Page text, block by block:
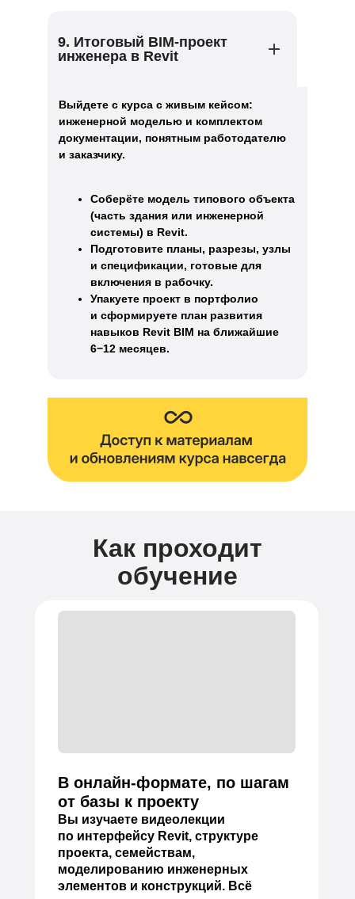
9. Итоговый BIM-проект
инженера в Revit
Выйдете с курса с живым кейсом:
инженерной моделью и комплектом
документации, понятным работодателю
и заказчику.
Соберёте модель типового объекта
(часть здания или инженерной
системы) в Revit.
Подготовите планы, разрезы, узлы
и спецификации, готовые для
включения в рабочку.
Упакуете проект в портфолио
и сформируете план развития
навыков Revit BIM на ближайшие
6−12 месяцев.
В онлайн-формате, по шагам
от базы к проекту
Вы изучаете видеолекции
по интерфейсу Revit, структуре
проекта, семействам,
моделированию инженерных
элементов и конструкций. Всё
Как проходит
обучение